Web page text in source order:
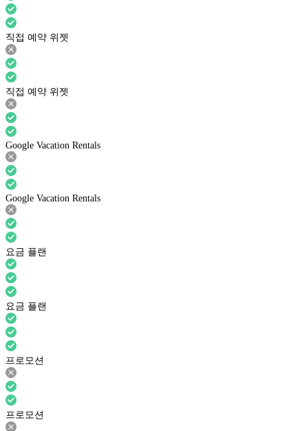
직접 예약 위젯
직접 예약 위젯
Google Vacation Rentals
Google Vacation Rentals
요금 플랜
요금 플랜
프로모션
프로모션